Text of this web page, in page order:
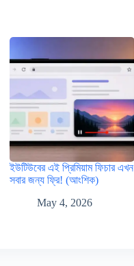
ইউটিউবের এই প্রিমিয়াম ফিচার এখন
সবার জন্য ফ্রি! (আংশিক)
May 4, 2026